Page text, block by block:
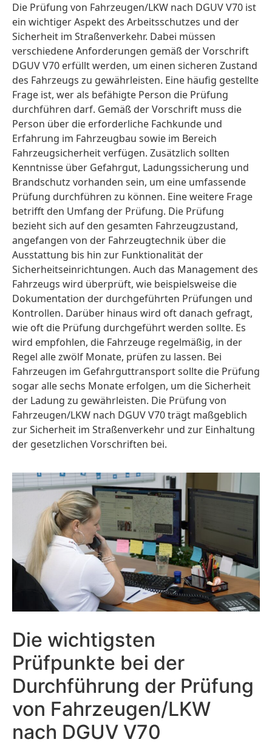
Die Prüfung von Fahrzeugen/LKW nach DGUV V70 ist
ein wichtiger Aspekt des Arbeitsschutzes und der
Sicherheit im Straßenverkehr. Dabei müssen
verschiedene Anforderungen gemäß der Vorschrift
DGUV V70 erfüllt werden, um einen sicheren Zustand
des Fahrzeugs zu gewährleisten. Eine häufig gestellte
Frage ist, wer als befähigte Person die Prüfung
durchführen darf. Gemäß der Vorschrift muss die
Person über die erforderliche Fachkunde und
Erfahrung im Fahrzeugbau sowie im Bereich
Fahrzeugsicherheit verfügen. Zusätzlich sollten
Kenntnisse über Gefahrgut, Ladungssicherung und
Brandschutz vorhanden sein, um eine umfassende
Prüfung durchführen zu können. Eine weitere Frage
betrifft den Umfang der Prüfung. Die Prüfung
bezieht sich auf den gesamten Fahrzeugzustand,
angefangen von der Fahrzeugtechnik über die
Ausstattung bis hin zur Funktionalität der
Sicherheitseinrichtungen. Auch das Management des
Fahrzeugs wird überprüft, wie beispielsweise die
Dokumentation der durchgeführten Prüfungen und
Kontrollen. Darüber hinaus wird oft danach gefragt,
wie oft die Prüfung durchgeführt werden sollte. Es
wird empfohlen, die Fahrzeuge regelmäßig, in der
Regel alle zwölf Monate, prüfen zu lassen. Bei
Fahrzeugen im Gefahrguttransport sollte die Prüfung
sogar alle sechs Monate erfolgen, um die Sicherheit
der Ladung zu gewährleisten. Die Prüfung von
Fahrzeugen/LKW nach DGUV V70 trägt maßgeblich
zur Sicherheit im Straßenverkehr und zur Einhaltung
der gesetzlichen Vorschriften bei.
Die wichtigsten
Prüfpunkte bei der
Durchführung der Prüfung
von Fahrzeugen/LKW
nach DGUV V70